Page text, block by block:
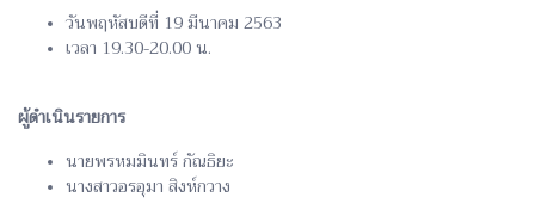
วันพฤหัสบดีที่ 19 มีนาคม 2563
เวลา 19.30-20.00 น.
ผู้ดำเนินรายการ
นายพรหมมินทร์ กัณธิยะ
นางสาวอรอุมา สิงห์กวาง